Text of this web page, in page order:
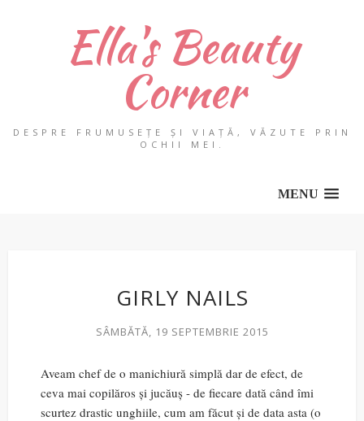
Ella's Beauty
Corner
DESPRE FRUMUSEȚE ȘI VIAȚĂ, VĂZUTE PRIN
OCHII MEI.
MENU
GIRLY NAILS
SÂMBĂTĂ, 19 SEPTEMBRIE 2015
Aveam chef de o manichiură simplă dar de efect, de
ceva mai copilăros și jucăuș - de fiecare dată când îmi
scurtez drastic unghiile, cum am făcut și de data asta (o